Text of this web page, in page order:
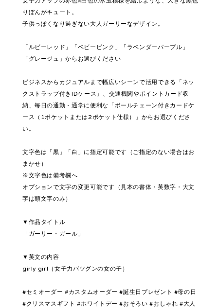
りぼんがキュート。
子供っぽくなり過ぎない大人ガーリーなデザイン。
「ルビーレッド」「ベビーピンク」「ラベンダーパープル」
「グレージュ」からお選びください
ビジネスからカジュアルまで幅広いシーンで活用できる「ネッ
クストラップ付きIDケース」、交通機関やポイントカード収
納、毎日の通勤・通学に便利な「ボールチェーン付きカードケ
ース（1ポケットまたは2ポケット仕様）」からお選びくださ
い。
文字色は「黒」「白」に指定可能です（ご指定のない場合はお
まかせ）
※文字色は備考欄へ
オプションで文字の変更可能です（見本の書体・英数字・大文
字は頭文字のみ）
▼作品タイトル
「ガーリー・ガール」
▼英文の内容
girly girl（女子力バツグンの女の子）
#セミオーダー #カスタムオーダー #誕生日プレゼント #母の日
#クリスマスギフト #ホワイトデー #おそろい #おしゃれ #大人